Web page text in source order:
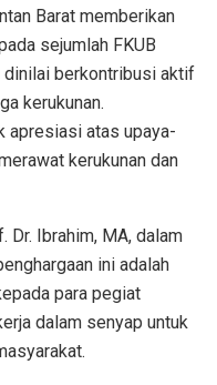
Barat memberikan
sejumlah FKUB
dinilai berkontribusi aktif
kerukunan.
apresiasi atas upaya-
kerukunan dan
Dr. Ibrahim, MA, dalam
ini adalah
para pegiat
dalam senyap untuk